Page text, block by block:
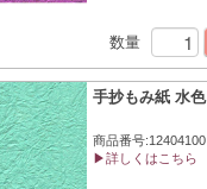
数量
手抄もみ紙 水色
商品番号:12404100
▶詳しくはこちら